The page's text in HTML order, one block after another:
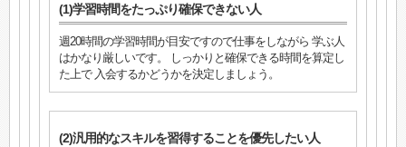
(1)学習時間をたっぷり確保できない人
週20時間の学習時間が目安ですので仕事をしながら 学ぶ人
はかなり厳しいです。 しっかりと確保できる時間を算定し
た上で 入会するかどうかを決定しましょう。
(2)汎用的なスキルを習得することを優先したい人